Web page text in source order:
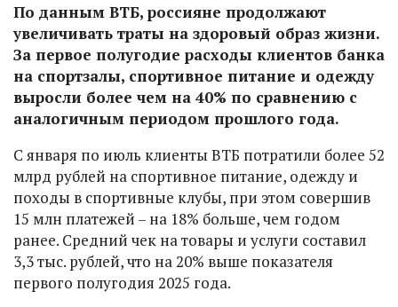
По данным ВТБ, россияне продолжают
увеличивать траты на здоровый образ жизни.
За первое полугодие расходы клиентов банка
на спортзалы, спортивное питание и одежду
выросли более чем на 40% по сравнению с
аналогичным периодом прошлого года.
С января по июль клиенты ВТБ потратили более 52
млрд рублей на спортивное питание, одежду и
походы в спортивные клубы, при этом совершив
15 млн платежей – на 18% больше, чем годом
ранее. Средний чек на товары и услуги составил
3,3 тыс. рублей, что на 20% выше показателя
первого полугодия 2025 года.